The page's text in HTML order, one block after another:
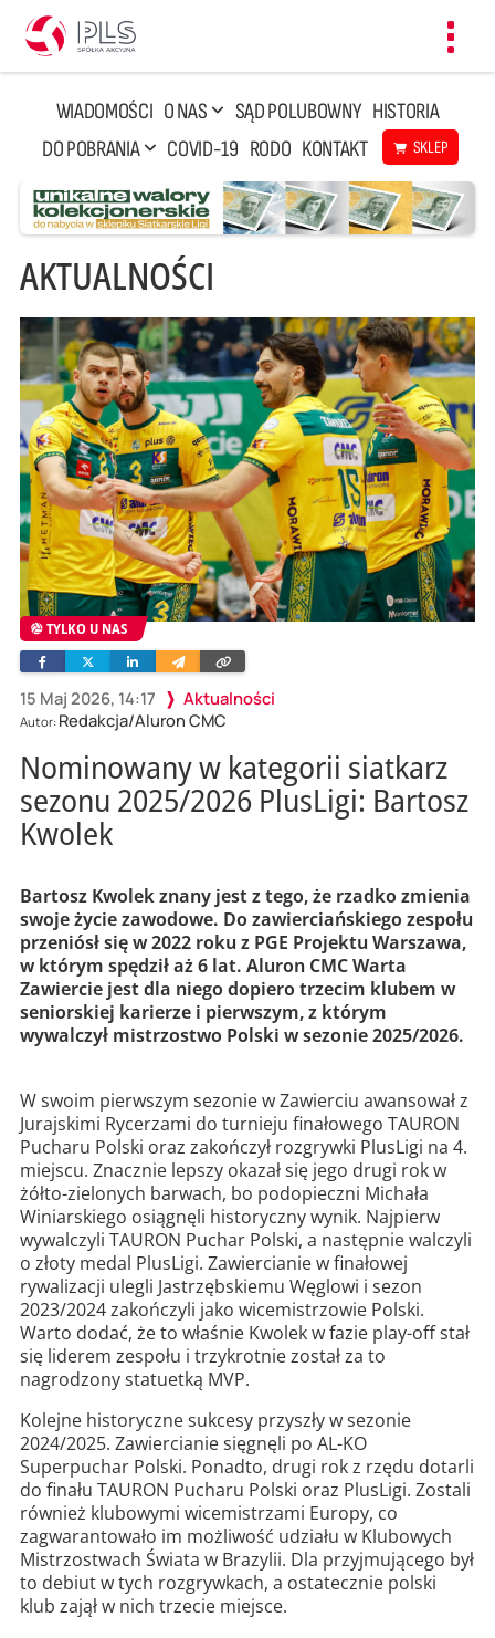
WIADOMOŚCI O NAS SĄD POLUBOWNY HISTORIA
DO POBRANIA
COVID-19 RODO KONTAKT SKLEP
AKTUALNOŚCI
TYLKO U NAS
15 Maj 2026, 14:17 Aktualności
Autor: Redakcja/Aluron CMC
FacebookTwitterLinkedinWyślij
e-
Skopiuj
link
Nominowany w kategorii siatkarz
sezonu 2025/2026 PlusLigi: Bartosz
Kwolek
Bartosz Kwolek znany jest z tego, że rzadko zmienia
swoje życie zawodowe. Do zawierciańskiego zespołu
przeniósł się w 2022 roku z PGE Projektu Warszawa,
w którym spędził aż 6 lat. Aluron CMC Warta
Zawiercie jest dla niego dopiero trzecim klubem w
seniorskiej karierze i pierwszym, z którym
wywalczył mistrzostwo Polski w sezonie 2025/2026.
W swoim pierwszym sezonie w Zawierciu awansował z
Jurajskimi Rycerzami do turnieju finałowego TAURON
Pucharu Polski oraz zakończył rozgrywki PlusLigi na 4.
miejscu. Znacznie lepszy okazał się jego drugi rok w
żółto-zielonych barwach, bo podopieczni Michała
Winiarskiego osiągnęli historyczny wynik. Najpierw
wywalczyli TAURON Puchar Polski, a następnie walczyli
o złoty medal PlusLigi. Zawiercianie w finałowej
rywalizacji ulegli Jastrzębskiemu Węglowi i sezon
2023/2024 zakończyli jako wicemistrzowie Polski.
Warto dodać, że to właśnie Kwolek w fazie play-off stał
się liderem zespołu i trzykrotnie został za to
nagrodzony statuetką MVP.
Kolejne historyczne sukcesy przyszły w sezonie
2024/2025. Zawiercianie sięgnęli po AL-KO
Superpuchar Polski. Ponadto, drugi rok z rzędu dotarli
do finału TAURON Pucharu Polski oraz PlusLigi. Zostali
również klubowymi wicemistrzami Europy, co
zagwarantowało im możliwość udziału w Klubowych
Mistrzostwach Świata w Brazylii. Dla przyjmującego był
to debiut w tych rozgrywkach, a ostatecznie polski
klub zajął w nich trzecie miejsce.